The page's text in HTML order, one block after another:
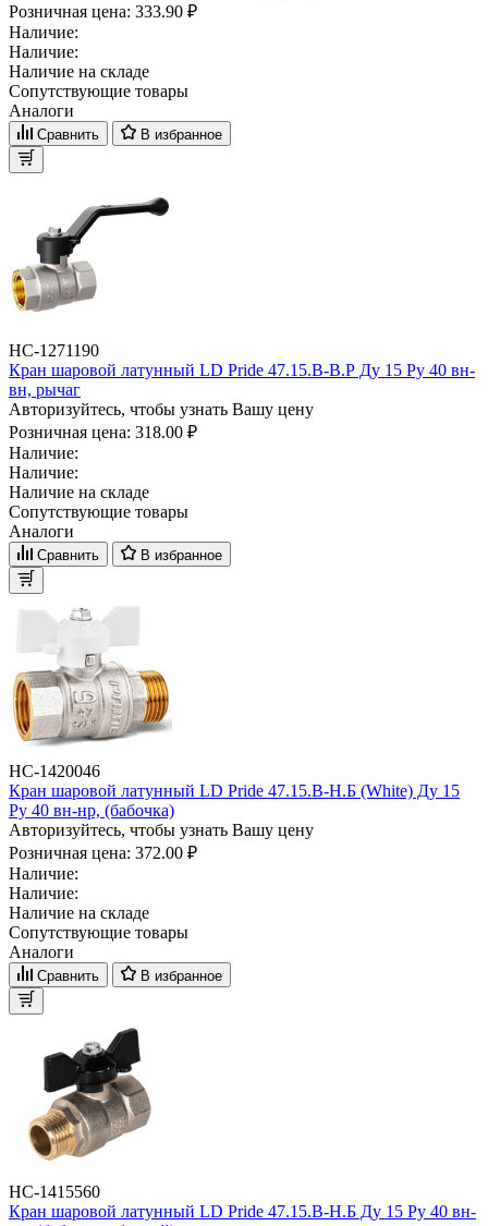
Розничная цена: 333.90 ₽
Наличие:
Наличие:
Наличие на складе
Сопутствующие товары
Аналоги
Сравнить В избранное
НС-1271190
Кран шаровой латунный LD Pride 47.15.B-B.Р Ду 15 Ру 40 вн-
вн, рычаг
Авторизуйтесь, чтобы узнать Вашу цену
Розничная цена: 318.00 ₽
Наличие:
Наличие:
Наличие на складе
Сопутствующие товары
Аналоги
Сравнить В избранное
НС-1420046
Кран шаровой латунный LD Pride 47.15.B-Н.Б (White) Ду 15
Ру 40 вн-нр, (бабочка)
Авторизуйтесь, чтобы узнать Вашу цену
Розничная цена: 372.00 ₽
Наличие:
Наличие:
Наличие на складе
Сопутствующие товары
Аналоги
Сравнить В избранное
НС-1415560
Кран шаровой латунный LD Pride 47.15.B-Н.Б Ду 15 Ру 40 вн-